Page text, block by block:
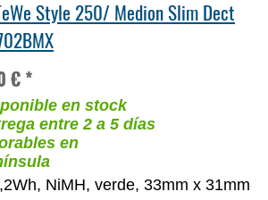
Style 250/ Medion Slim Dect
€ *
en stock
entre 2 a 5 días
en
NiMH, verde, 33mm x 31mm